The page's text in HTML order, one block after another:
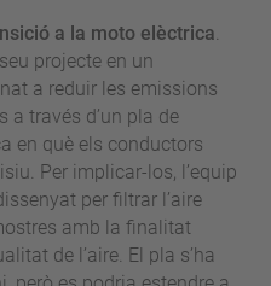
a la moto elèctrica
projecte en un
a reduir les emissions
a través d’un pla de
en què els conductors
Per implicar-los, l’equip
per filtrar l’aire
amb la finalitat
de l’aire. El pla s’ha